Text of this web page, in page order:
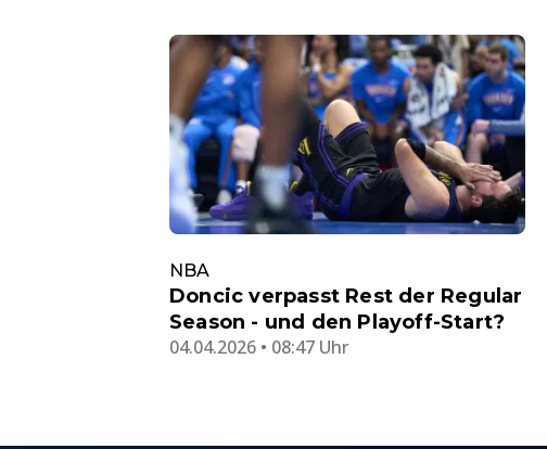
NBA
Doncic verpasst Rest der Regular
Season - und den Playoff-Start?
04.04.2026 • 08:47 Uhr